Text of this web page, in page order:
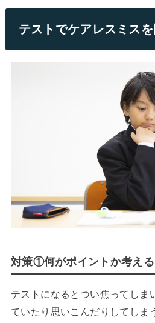
テストでケアレスミス
対策①何がポイントか考える
テストになるとつい焦ってしま
ていたり思いこんだりしてしま